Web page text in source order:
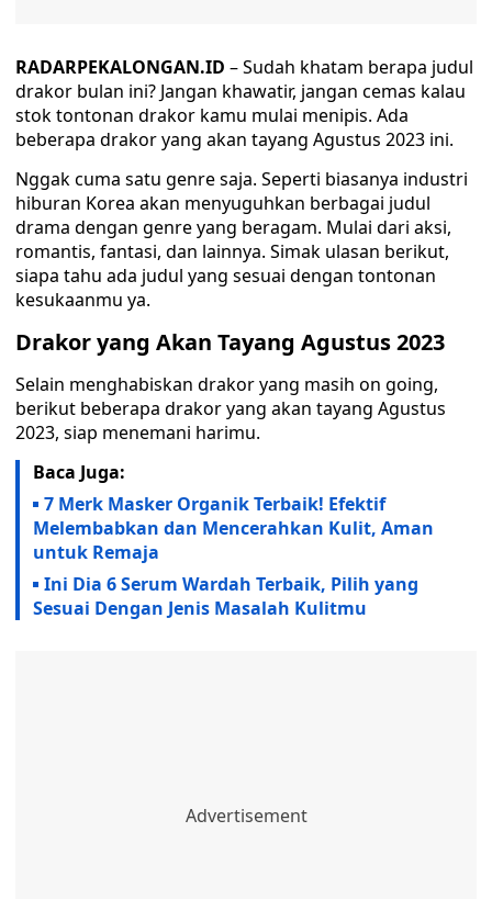
RADARPEKALONGAN.ID – Sudah khatam berapa judul
drakor bulan ini? Jangan khawatir, jangan cemas kalau
stok tontonan drakor kamu mulai menipis. Ada
beberapa drakor yang akan tayang Agustus 2023 ini.
Nggak cuma satu genre saja. Seperti biasanya industri
hiburan Korea akan menyuguhkan berbagai judul
drama dengan genre yang beragam. Mulai dari aksi,
romantis, fantasi, dan lainnya. Simak ulasan berikut,
siapa tahu ada judul yang sesuai dengan tontonan
kesukaanmu ya.
Drakor yang Akan Tayang Agustus 2023
Selain menghabiskan drakor yang masih on going,
berikut beberapa drakor yang akan tayang Agustus
2023, siap menemani harimu.
Baca Juga:
7 Merk Masker Organik Terbaik! Efektif
Melembabkan dan Mencerahkan Kulit, Aman
untuk Remaja
Ini Dia 6 Serum Wardah Terbaik, Pilih yang
Sesuai Dengan Jenis Masalah Kulitmu